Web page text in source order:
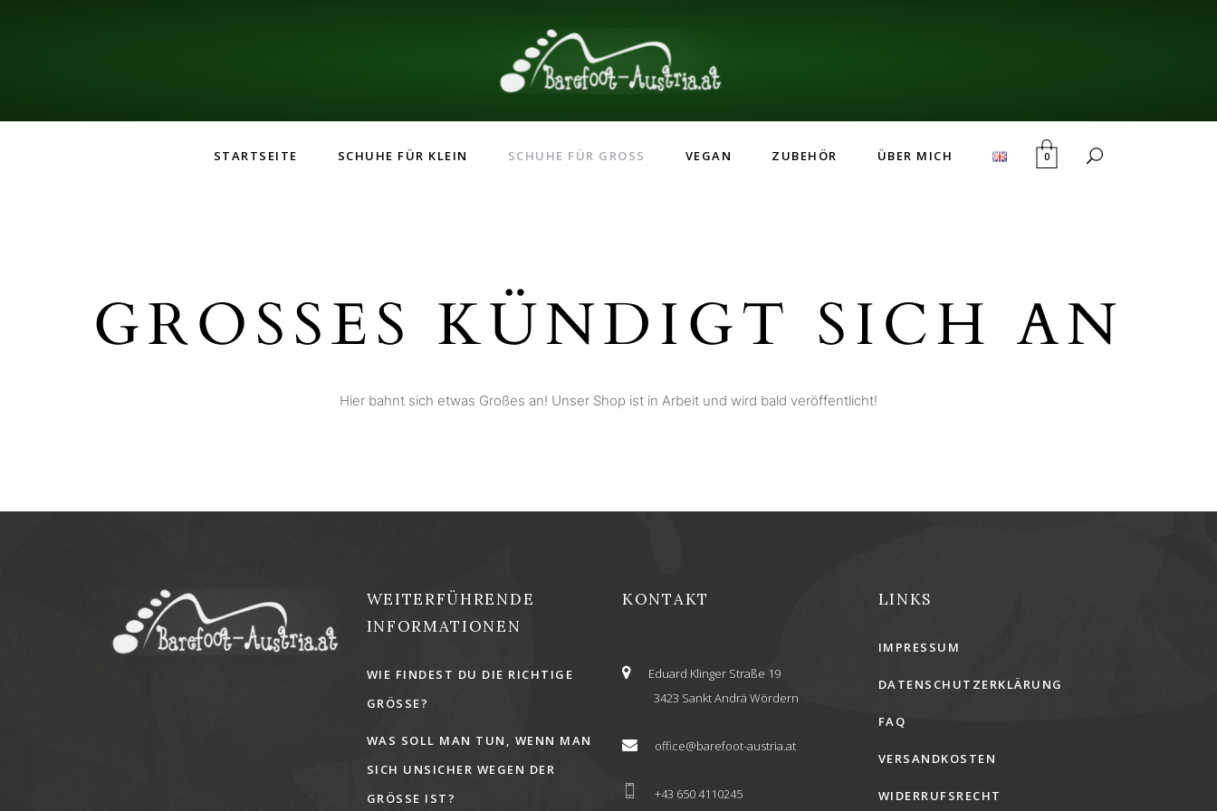
STARTSEITE SCHUHE FÜR KLEIN SCHUHE FÜR GROSS VEGAN ZUBEHÖR ÜBER MICH 0
GROSSES KÜNDIGT SICH AN
Hier bahnt sich etwas Großes an! Unser Shop ist in Arbeit und wird bald veröffentlicht!
WEITERFÜHRENDE
INFORMATIONEN
WIE FINDEST DU DIE RICHTIGE
GRÖSSE?
WAS SOLL MAN TUN, WENN MAN
SICH UNSICHER WEGEN DER
GRÖSSE IST?
KONTAKT
Eduard Klinger Straße 19
3423 Sankt Andrä Wördern
office@barefoot-austria.at
+43 650 4110245
LINKS
IMPRESSUM
DATENSCHUTZERKLÄRUNG
FAQ
VERSANDKOSTEN
WIDERRUFSRECHT